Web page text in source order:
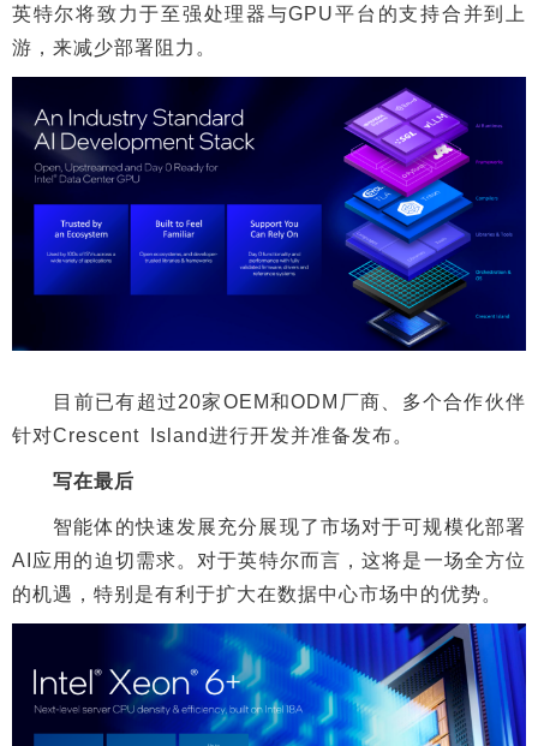
英特尔将致力于至强处理器与GPU平台的支持合并到上
游，来减少部署阻力。
目前已有超过20家OEM和ODM厂商、多个合作伙伴
针对Crescent Island进行开发并准备发布。
写在最后
智能体的快速发展充分展现了市场对于可规模化部署
AI应用的迫切需求。对于英特尔而言，这将是一场全方位
的机遇，特别是有利于扩大在数据中心市场中的优势。